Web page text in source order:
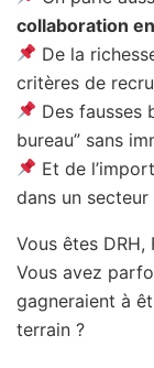
collaboration
De la
critères de
Des fausses
bureau” sans
Et de
dans un
Vous êtes DRH,
Vous avez
gagneraient à
terrain ?